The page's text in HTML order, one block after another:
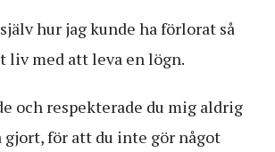
hur jag kunde ha förlorat så
liv med att leva en lögn.
och respekterade du mig aldrig
gjort, för att du inte gör något